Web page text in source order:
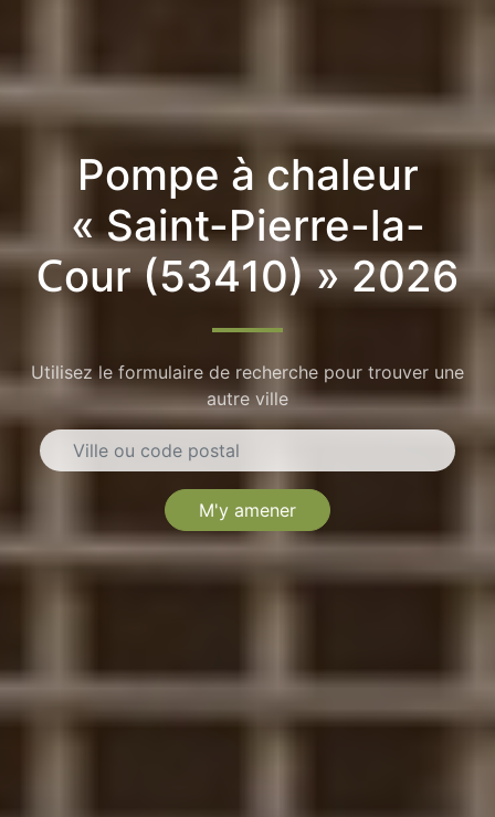
Pompe à chaleur
« Saint-Pierre-la-
Cour (53410) » 2026
Utilisez le formulaire de recherche pour trouver une
autre ville
M'y amener